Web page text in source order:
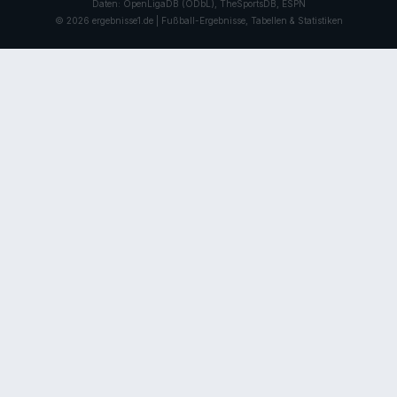
Daten: OpenLigaDB (ODbL), TheSportsDB, ESPN
© 2026 ergebnisse1.de | Fußball-Ergebnisse, Tabellen & Statistiken